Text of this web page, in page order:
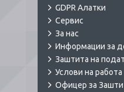
GDPR Алатки
Сервис
За нас
Информации за
Заштита на
Услови на работа
Офицер за